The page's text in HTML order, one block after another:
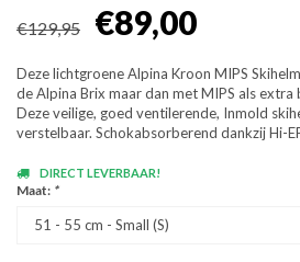
€129,95 €89,00
Deze lichtgroene Alpina Kroon MIPS
de Alpina Brix maar dan met MIPS als extra
Deze veilige, goed ventilerende, Inmold
verstelbaar. Schokabsorberend dankzij Hi-
DIRECT LEVERBAAR!
Maat: *
51 - 55 cm - Small (S)